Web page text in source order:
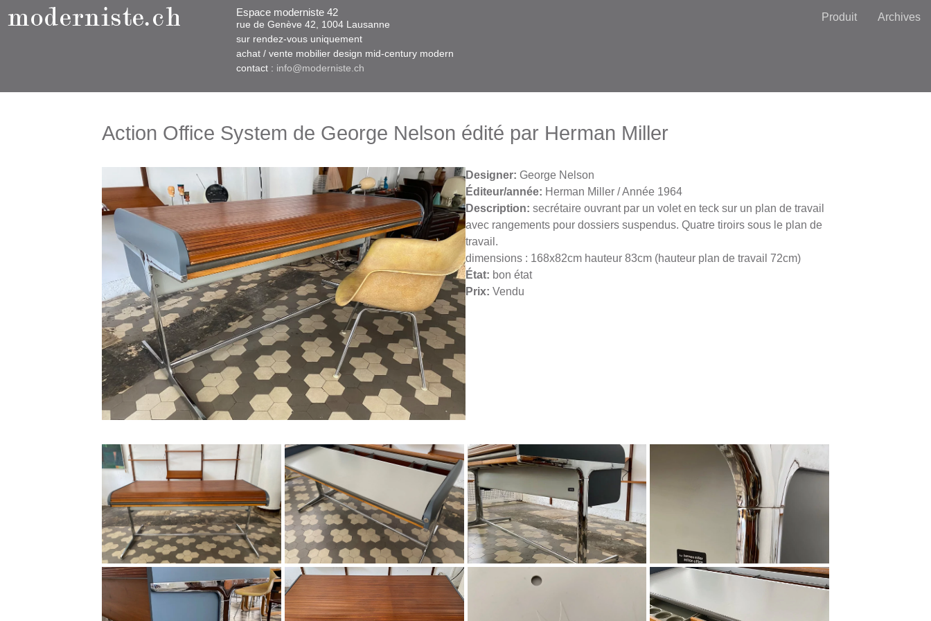
Espace moderniste 42
rue d​​​​e Genève 42, 1004 Lausanne​​
sur rendez-vous uniquement ​​​
​achat / vente mobilier design mid-century modern
contact : info@moderniste.ch
Produit Archives
Action Office System de George Nelson édité par Herman Miller
Designer: George Nelson
Éditeur/année: Herman Miller / Année 1964
Description: ​secrétaire ouvrant par un volet en teck sur un plan de travail
avec rangements pour dossiers suspendus. Quatre tiroirs sous le plan de
travail.
dimensions : 168x82cm hauteur 83cm (hauteur plan de travail 72cm)
État: bon état
Prix: Vendu